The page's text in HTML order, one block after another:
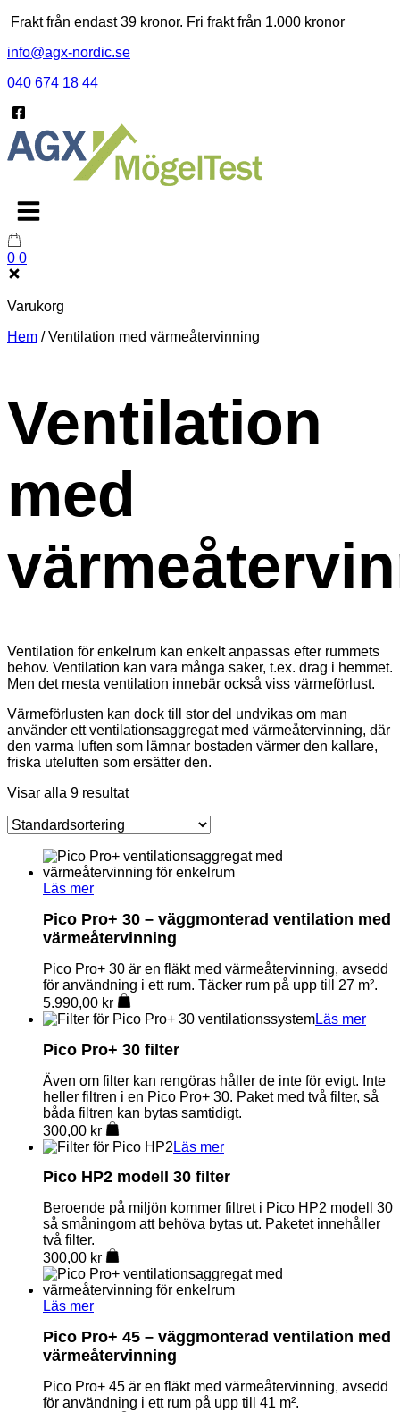
Skip
content
Frakt från endast 39 kronor. Fri frakt från 1.000 kronor
info@agx-nordic.se
040 674 18 44
0 0
Varukorg
Hem /Ventilation med värmeåtervinning
Ventilation
med
Ventilation för enkelrum kan enkelt anpassas efter rummets
behov. Ventilation kan vara många saker, t.ex. drag i hemmet.
Men det mesta ventilation innebär också viss värmeförlust.
Värmeförlusten kan dock till stor del undvikas om man
använder ett ventilationsaggregat med värmeåtervinning, där
den varma luften som lämnar bostaden värmer den kallare,
friska uteluften som ersätter den.
Visar alla 9 resultat
Läs mer
Pico Pro+ 30 – väggmonterad ventilation med
värmeåtervinning
Pico Pro+ 30 är en fläkt med värmeåtervinning, avsedd
för användning i ett rum. Täcker rum på upp till 27 m².
5.990,00 kr
Läs mer
Pico Pro+ 30 filter
Även om filter kan rengöras håller de inte för evigt. Inte
heller filtren i en Pico Pro+ 30. Paket med två filter, så
båda filtren kan bytas samtidigt.
300,00 kr
Läs mer
Pico HP2 modell 30 filter
Beroende på miljön kommer filtret i Pico HP2 modell 30
så småningom att behöva bytas ut. Paketet innehåller
två filter.
300,00 kr
Läs mer
Pico Pro+ 45 – väggmonterad ventilation med
värmeåtervinning
Pico Pro+ 45 är en fläkt med värmeåtervinning, avsedd
för användning i ett rum på upp till 41 m².